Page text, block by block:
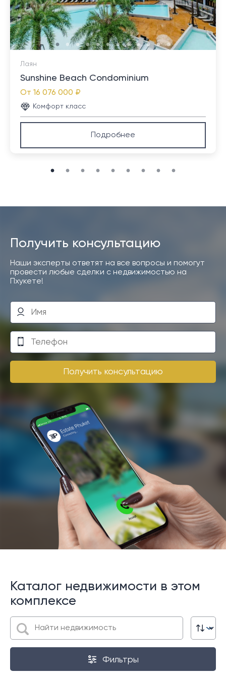
предприятий малого бизнеса.
Лаян
Sunshine Beach Condominium
От 16 076 000 ₽
Комфорт класс
Подробнее
Получить консультацию
Наши эксперты ответят на все вопросы и помогут
провести любые сделки с недвижимостью на
Пхукете!
Получить консультацию
Каталог недвижимости в этом
комплексе
Фильтры